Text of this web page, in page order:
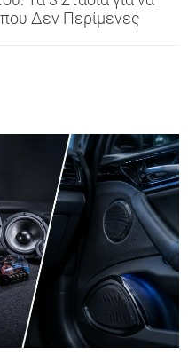
Δεν Περίμενες